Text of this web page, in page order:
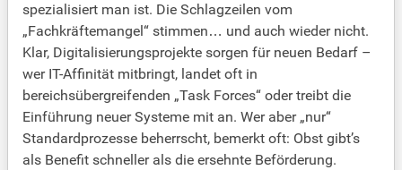
spezialisiert man ist. Die Schlagzeilen vom
„Fachkräftemangel“ stimmen… und auch wieder nicht.
Klar, Digitalisierungsprojekte sorgen für neuen Bedarf –
wer IT-Affinität mitbringt, landet oft in
bereichsübergreifenden „Task Forces“ oder treibt die
Einführung neuer Systeme mit an. Wer aber „nur“
Standardprozesse beherrscht, bemerkt oft: Obst gibt’s
als Benefit schneller als die ersehnte Beförderung.